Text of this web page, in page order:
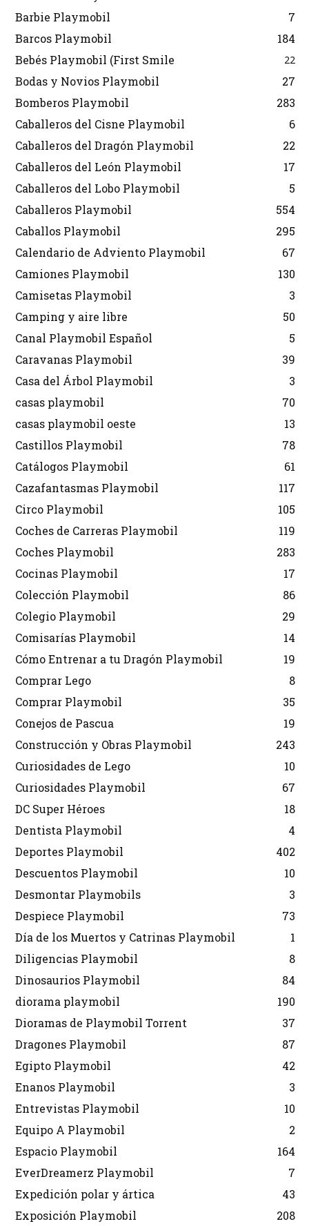
Barbie Playmobil
7
Barcos Playmobil
184
Bebés Playmobil (First Smile
22
Bodas y Novios Playmobil
27
Bomberos Playmobil
283
Caballeros del Cisne Playmobil
6
Caballeros del Dragón Playmobil
22
Caballeros del León Playmobil
17
Caballeros del Lobo Playmobil
5
Caballeros Playmobil
554
Caballos Playmobil
295
Calendario de Adviento Playmobil
67
Camiones Playmobil
130
Camisetas Playmobil
3
Camping y aire libre
50
Canal Playmobil Español
5
Caravanas Playmobil
39
Casa del Árbol Playmobil
3
casas playmobil
70
casas playmobil oeste
13
Castillos Playmobil
78
Catálogos Playmobil
61
Cazafantasmas Playmobil
117
Circo Playmobil
105
Coches de Carreras Playmobil
119
Coches Playmobil
283
Cocinas Playmobil
17
Colección Playmobil
86
Colegio Playmobil
29
Comisarías Playmobil
14
Cómo Entrenar a tu Dragón Playmobil
19
Comprar Lego
8
Comprar Playmobil
35
Conejos de Pascua
19
Construcción y Obras Playmobil
243
Curiosidades de Lego
10
Curiosidades Playmobil
67
DC Super Héroes
18
Dentista Playmobil
4
Deportes Playmobil
402
Descuentos Playmobil
10
Desmontar Playmobils
3
Despiece Playmobil
73
Día de los Muertos y Catrinas Playmobil
1
Diligencias Playmobil
8
Dinosaurios Playmobil
84
diorama playmobil
190
Dioramas de Playmobil Torrent
37
Dragones Playmobil
87
Egipto Playmobil
42
Enanos Playmobil
3
Entrevistas Playmobil
10
Equipo A Playmobil
2
Espacio Playmobil
164
EverDreamerz Playmobil
7
Expedición polar y ártica
43
Exposición Playmobil
208